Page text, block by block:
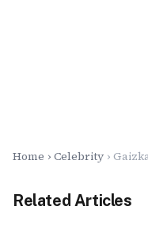
Home Celebrity Gaizka Mendieta
Related Articles